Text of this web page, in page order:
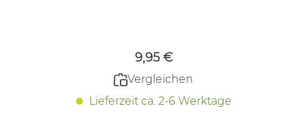
9,95 €
Vergleichen
Lieferzeit ca. 2-6 Werktage